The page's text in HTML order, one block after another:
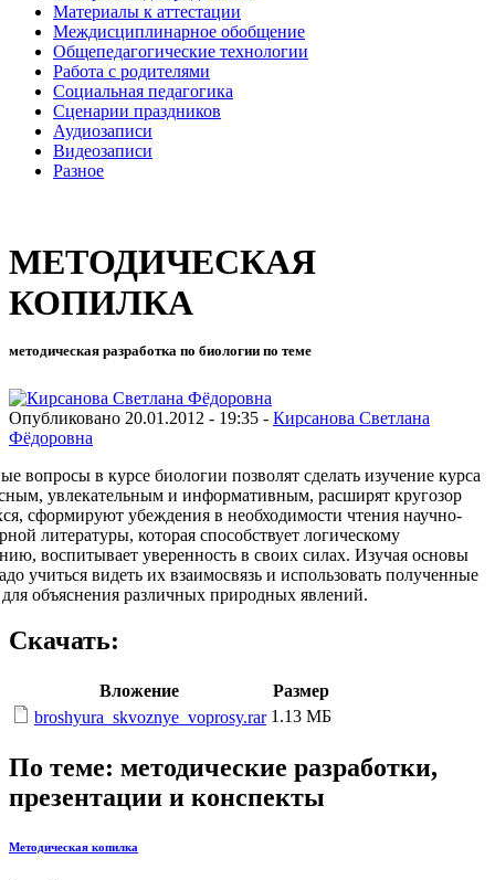
Материалы к аттестации
Междисциплинарное обобщение
Общепедагогические технологии
Работа с родителями
Социальная педагогика
Сценарии праздников
Аудиозаписи
Видеозаписи
Разное
МЕТОДИЧЕСКАЯ
КОПИЛКА
методическая разработка по биологии по теме
Опубликовано 20.01.2012 - 19:35 - Кирсанова Светлана
Фёдоровна
вопросы в курсе биологии позволят сделать изучение курса
увлекательным и информативным, расширят кругозор
сформируют убеждения в необходимости чтения научно-
литературы, которая способствует логическому
воспитывает уверенность в своих силах. Изучая основы
учиться видеть их взаимосвязь и использовать полученные
для объяснения различных природных явлений.
Скачать:
Вложение
Размер
broshyura_skvoznye_voprosy.rar 1.13 МБ
По теме: методические разработки,
презентации и конспекты
Методическая копилка